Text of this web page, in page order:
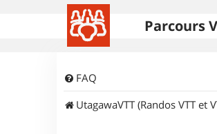
Parcours
FAQ
UtagawaVTT (Randos VTT et